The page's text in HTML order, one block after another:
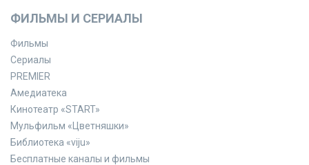
ФИЛЬМЫ И СЕРИАЛЫ
Фильмы
Сериалы
PREMIER
Амедиатека
Кинотеатр «START»
Мульфильм «Цветняшки»
Библиотека «viju»
Бесплатные каналы и фильмы